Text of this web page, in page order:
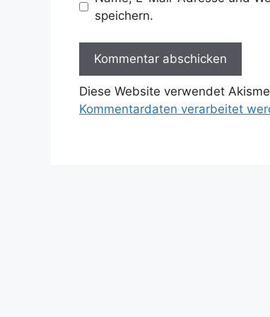
speichern.
Diese Website verwendet
Kommentardaten verarbeitet